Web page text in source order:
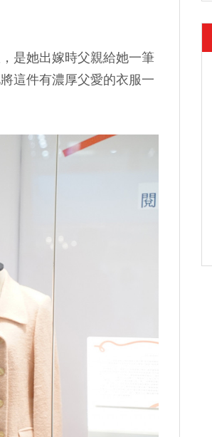
是她出嫁時父親給她一筆
這件有濃厚父愛的衣服一